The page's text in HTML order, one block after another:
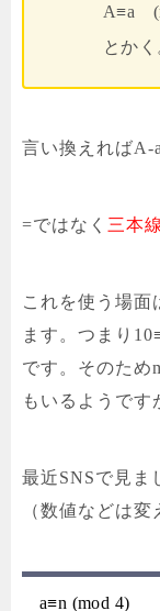
A≡a
とかく
言い換えればA-
=ではなく 三本
これを使う場面
ます。つまり
です。そのため
もいるようです
最近SNSで見ま
（数値などは変
a≡n (mod 4)